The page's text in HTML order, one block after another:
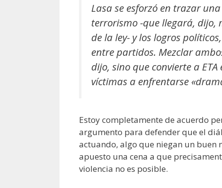
Lasa se esforzó en trazar
terrorismo -que llegará, dijo,
de la ley- y los logros
entre partidos. Mezclar
dijo, sino que convierte a
víctimas a enfrentarse
Estoy completamente de acuerdo
argumento para defender que el
actuando, algo que niegan un buen
apuesto una cena a que
violencia no es posible.